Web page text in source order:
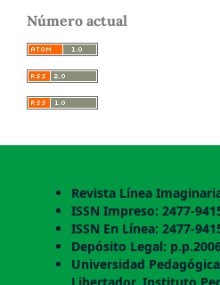
Número actual
Revista Línea
ISSN Impreso: 2477-
ISSN En Línea: 2477-
Depósito Legal:
Universidad